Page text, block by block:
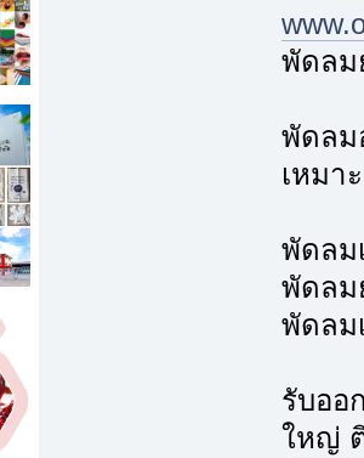
พัดลม
พัดลม
เหมา
พัดลม
พัดลม
พัดลม
รับออ
ใหญ่